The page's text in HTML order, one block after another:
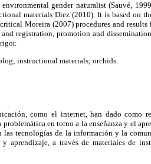
gender naturalist (Sauvé,
materials Diez (2010). It is based on
Moreira (2007) procedures and results
registration, promotion and
instructional materials; orchids.
como el internet, han dado como
en torno a la enseñanza y el
las tecnologías de la información y la
aprendizaje, a través de materiales de